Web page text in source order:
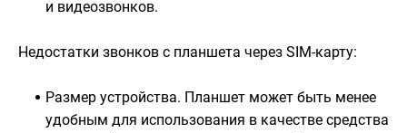
и видеозвонков.
Недостатки звонков с планшета через SIM-карту:
Размер устройства. Планшет может быть менее
удобным для использования в качестве средства